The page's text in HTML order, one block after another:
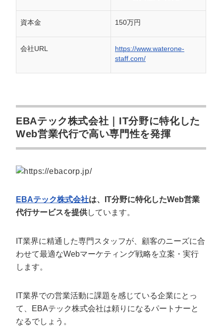
資本金 150万円
会社URL
https://www.waterone-
staff.com/
EBAテック株式会社｜IT分野に特化した
Web営業代行で高い専門性を発揮
EBAテック株式会社は、IT分野に特化したWeb営業
代行サービスを提供しています。
IT業界に精通した専門スタッフが、顧客のニーズに合
わせて最適なWebマーケティング戦略を立案・実行
します。
IT業界での営業活動に課題を感じている企業にとっ
て、EBAテック株式会社は頼りになるパートナーと
なるでしょう。